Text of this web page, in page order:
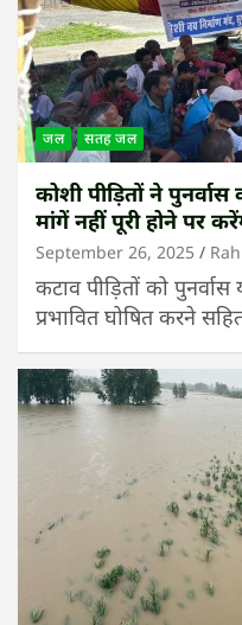
जल सतह जल
कोशी पीड़ितों ने
मांगें नहीं पूरी होने पर
September 26, 2025
कटाव पीड़ितों को
प्रभावित घोषित करने